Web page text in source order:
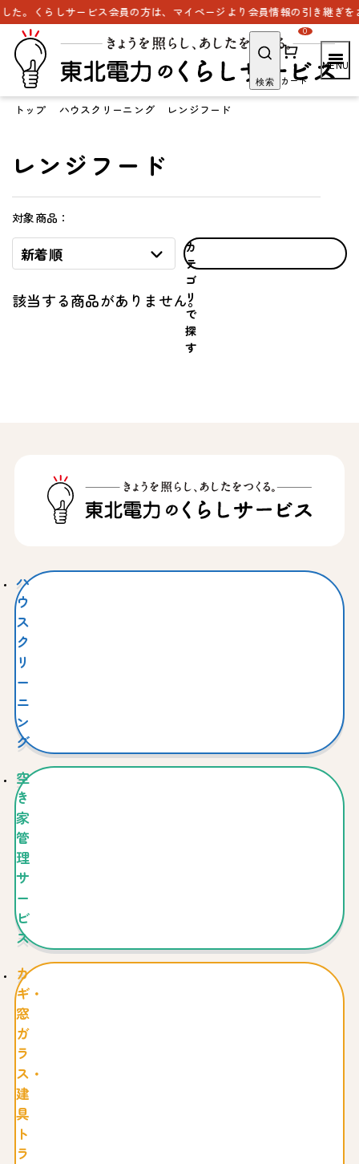
。くらしサービス会員の方は、マイページより会員情報の引き継ぎをお
検索 カート
0
トップ ハウスクリーニング レンジフード
レンジフード
対象商品：
新着順
カ
テ
ゴ
リ
で
探
す
該当する商品がありません。
ハ
ウ
ス
ク
リ
ー
ニ
ン
グ
空
き
家
管
理
サ
ー
ビ
ス
カ
ギ・
窓
ガ
ラ
ス・
建
具
ト
ラ